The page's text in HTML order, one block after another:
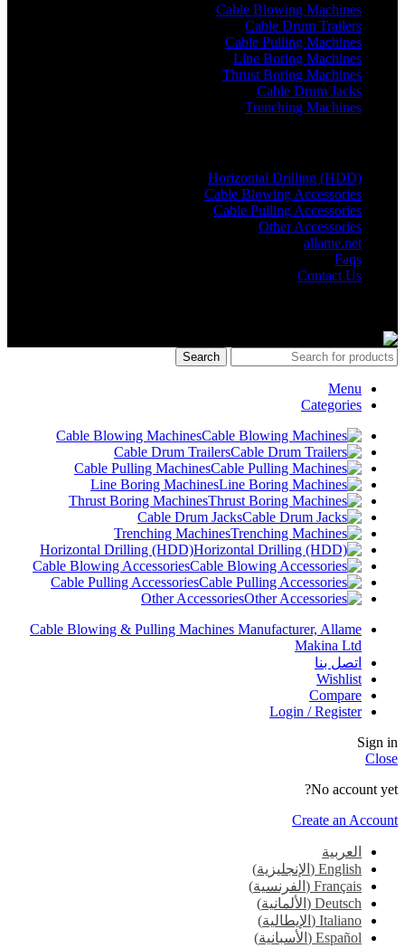
Cable Blowing Machines
Cable Drum Trailers
Cable Pulling Machines
Line Boring Machines
Thrust Boring Machines
Cable Drum Jacks
Trenching Machines
Horizontal Drilling (HDD)
Cable Blowing Accessories
Cable Pulling Accessories
Other Accessories
allame.net
Faqs
Contact Us
Search
Menu
Categories
Cable Blowing Machines
Cable Drum Trailers
Cable Pulling Machines
Line Boring Machines
Thrust Boring Machines
Cable Drum Jacks
Trenching Machines
Horizontal Drilling (HDD)
Cable Blowing Accessories
Cable Pulling Accessories
Other Accessories
Cable Blowing & Pulling Machines Manufacturer, Allame
Makina Ltd
اتصل بنا
Wishlist
Compare
Login / Register
Sign in
Close
No account yet?
Create an Account
العربية
English
( الإنجليزية)
Français
( الفرنسية)
Deutsch
( الألمانية)
Italiano
( الإيطالية)
Español
( الأسبانية)